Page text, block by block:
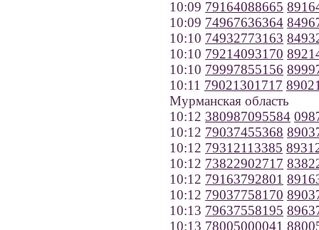
10:09 79164088665
10:09 74967636364
10:10 74932773163
10:10 79214093170
10:10 79997855156
10:11 79021301717
Мурманская область
10:12 380987095584
10:12 79037455368
10:12 79312113385
10:12 73822902717
10:12 79163792801
10:12 79037758170
10:13 79637558195
10:13 78005000041